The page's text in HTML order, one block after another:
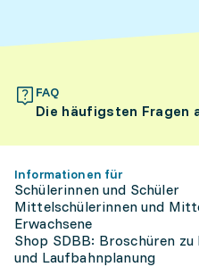
FAQ
Die häufigsten Fragen
Informationen für
Schülerinnen und Schüler
Mittelschülerinnen und
Erwachsene
Shop SDBB: Broschüren
und Laufbahnplanung